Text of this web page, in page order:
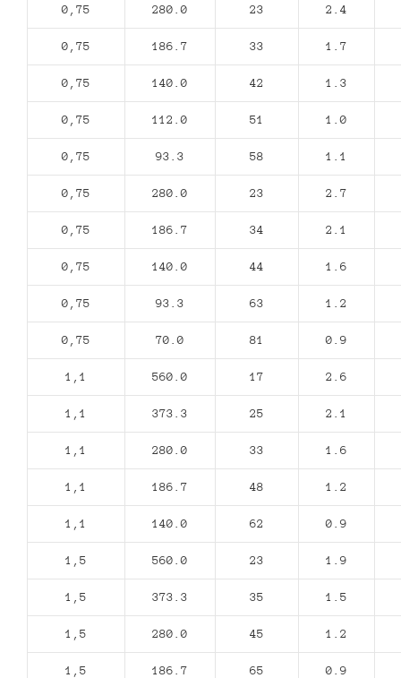
0,75 280.0 23 2.4
0,75 186.7 33 1.7
0,75 140.0 42 1.3
0,75 112.0 51 1.0
0,75 93.3 58 1.1
0,75 280.0 23 2.7
0,75 186.7 34 2.1
0,75 140.0 44 1.6
0,75 93.3 63 1.2
0,75 70.0 81 0.9
1,1 560.0 17 2.6
1,1 373.3 25 2.1
1,1 280.0 33 1.6
1,1 186.7 48 1.2
1,1 140.0 62 0.9
1,5 560.0 23 1.9
1,5 373.3 35 1.5
1,5 280.0 45 1.2
1,5 186.7 65 0.9